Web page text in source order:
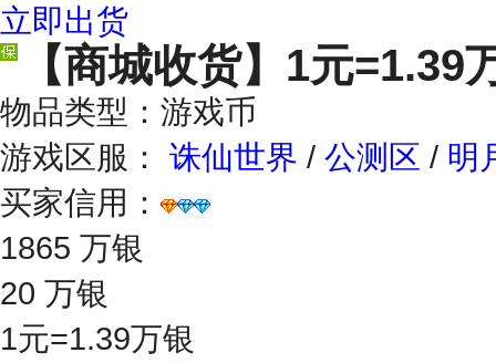
立即出货
【商城收货】 1元=1.39
物品类型：游戏币
游戏区服： 诛仙世界 / 公测区 / 明
买家信用：
1865 万银
20 万银
1元=1.39万银